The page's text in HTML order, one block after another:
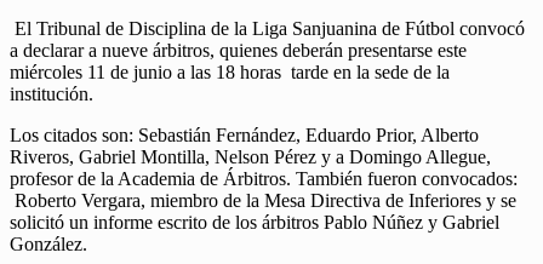
El Tribunal de Disciplina de la Liga Sanjuanina de Fútbol convocó
a declarar a nueve árbitros, quienes deberán presentarse este
miércoles 11 de junio a las 18 horas tarde en la sede de la
institución.
Los citados son: Sebastián Fernández, Eduardo Prior, Alberto
Riveros, Gabriel Montilla, Nelson Pérez y a Domingo Allegue,
profesor de la Academia de Árbitros. También fueron convocados:
Roberto Vergara, miembro de la Mesa Directiva de Inferiores y se
solicitó un informe escrito de los árbitros Pablo Núñez y Gabriel
González.